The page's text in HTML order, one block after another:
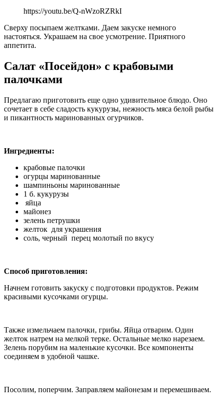
https://youtu.be/Q-nWzoRZRkI
Сверху посыпаем желтками. Даем закуске немного
настояться. Украшаем на свое усмотрение. Приятного
аппетита.
Салат «Посейдон» с крабовыми
палочками
Предлагаю приготовить еще одно удивительное блюдо. Оно
сочетает в себе сладость кукурузы, нежность мяса белой рыбы
и пикантность маринованных огурчиков.
Ингредиенты:
крабовые палочки
огурцы маринованные
шампиньоны маринованные
1 б. кукурузы
яйца
майонез
зелень петрушки
желток для украшения
соль, черный перец молотый по вкусу
Способ приготовления:
Начнем готовить закуску с подготовки продуктов. Режим
красивыми кусочками огурцы.
Также измельчаем палочки, грибы. Яйца отварим. Один
желток натрем на мелкой терке. Остальные мелко нарезаем.
Зелень порубим на маленькие кусочки. Все компоненты
соединяем в удобной чашке.
Посолим, поперчим. Заправляем майонезам и перемешиваем.